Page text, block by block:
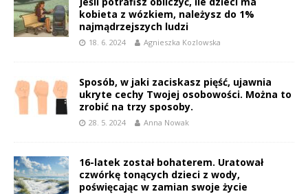
kobieta z wózkiem, należysz do 1%
najmądrzejszych ludzi
18. 6. 2024 Agnieszka Kozlowska
Sposób, w jaki zaciskasz pięść, ujawnia
ukryte cechy Twojej osobowości. Można to
zrobić na trzy sposoby.
28. 5. 2024 Anna Nowak
16-latek został bohaterem. Uratował
czwórkę tonących dzieci z wody,
poświęcając w zamian swoje życie